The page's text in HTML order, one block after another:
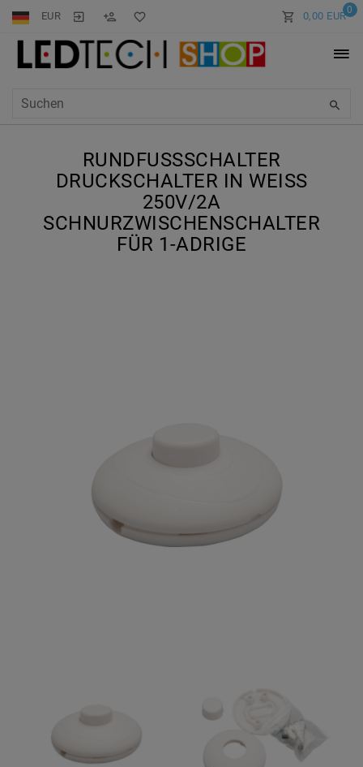
EUR 0
0,00 EUR
RUNDFUSSSCHALTER D
RUCKSCHALTER IN WEISS 25
0V/2A SC
HNURZWISCHENSCHALTER FÜ
R 1-ADRIGE